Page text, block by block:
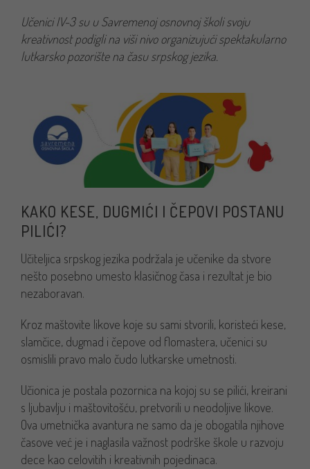
Učenici IV-3 su u Savremenoj osnovnoj školi svoju
kreativnost podigli na viši nivo organizujući spektakularno
lutkarsko pozorište na času srpskog jezika.
KAKO KESE, DUGMIĆI I ČEPOVI POSTANU
PILIĆI?
Učiteljica srpskog jezika podržala je učenike da stvore
nešto posebno umesto klasičnog časa i rezultat je bio
nezaboravan.
Kroz maštovite likove koje su sami stvorili, koristeći kese,
slamčice, dugmad i čepove od flomastera, učenici su
osmislili pravo malo čudo lutkarske umetnosti.
Učionica je postala pozornica na kojoj su se pilići, kreirani
s ljubavlju i maštovitošću, pretvorili u neodoljive likove.
Ova umetnička avantura ne samo da je obogatila njihove
časove već je i naglasila važnost podrške škole u razvoju
dece kao celovitih i kreativnih pojedinaca.